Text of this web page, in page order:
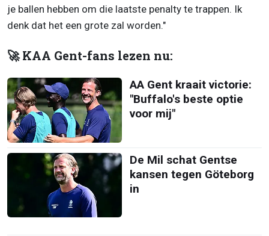
je ballen hebben om die laatste penalty te trappen. Ik
denk dat het een grote zal worden."
🚀 KAA Gent-fans lezen nu:
AA Gent kraait victorie:
"Buffalo's beste optie
voor mij"
De Mil schat Gentse
kansen tegen Göteborg
in